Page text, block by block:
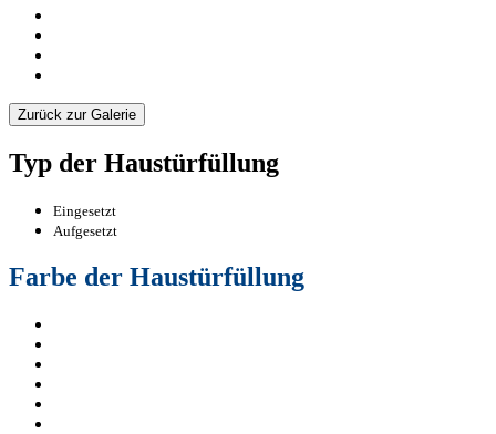
Zurück zur Galerie
Typ der Haustürfüllung
Eingesetzt
Aufgesetzt
Farbe der Haustürfüllung